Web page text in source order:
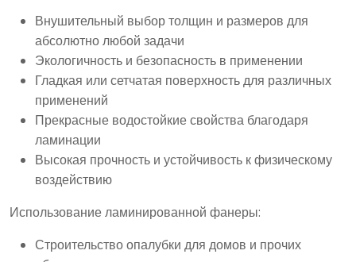
Внушительный выбор толщин и размеров для
абсолютно любой задачи
Экологичность и безопасность в применении
Гладкая или сетчатая поверхность для различных
применений
Прекрасные водостойкие свойства благодаря
ламинации
Высокая прочность и устойчивость к физическому
воздействию
Использование ламинированной фанеры:
Строительство опалубки для домов и прочих